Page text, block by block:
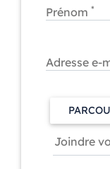
Prénom *
Adresse e-